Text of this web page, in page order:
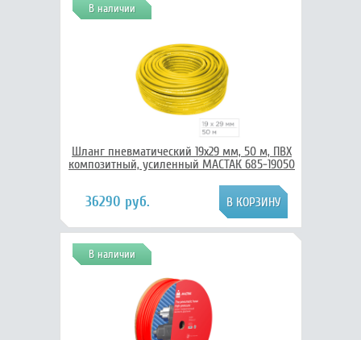
В наличии
Шланг пневматический 19х29 мм, 50 м, ПВХ
композитный, усиленный МАСТАК 685-19050
36290 руб.
В наличии